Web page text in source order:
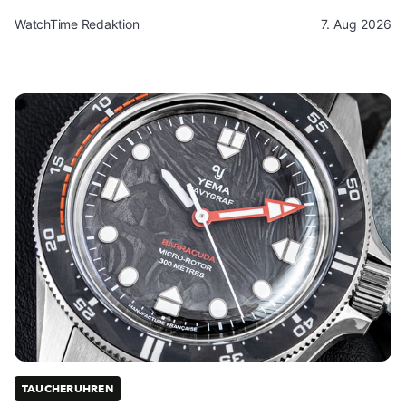
WatchTime Redaktion 7. Aug 2026
TAUCHERUHREN